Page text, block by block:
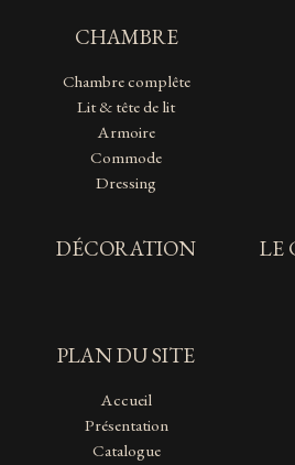
CHAMBRE
Chambre complête
Lit & tête de lit
Armoire
Commode
Dressing
DÉCORATION
LE
PLAN DU SITE
Accueil
Présentation
Catalogue